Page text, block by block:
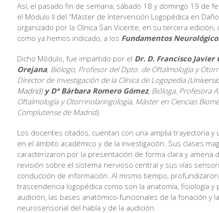
Así, el pasado fin de semana, sábado 18 y domingo 19 de
el Módulo II del “Máster de Intervención Logopédica en
organizado por la Clínica San Vicente, en su tercera
como ya hemos indicado, a los Fundamentos
Dicho Módulo, fue impartido por el Dr. D. Francisco Javier
Orejana, Biólogo, Profesor del Dpto. de Oftalmología y
Director de Investigación de la Clínica de Logopedia (
Madrid) y Dª Bárbara Romero Gómez, Bióloga, Profesora
Oftalmología y Otorrinolaringología, Máster en Ciencias
Complutense de Madrid).
Los docentes citados, cuentan con una amplia trayectoria y
en el ámbito académico y de la investigación. Sus clases
caracterizaron por la presentación de forma clara y amena
revisión sobre el sistema nervioso central y sus vías
conducción de información. Al mismo tiempo,
trascendencia logopédica como son la anatomía, fisiología y
audición, las bases anatómico-funcionales de la fonación y
neurosensorial del habla y de la audición.